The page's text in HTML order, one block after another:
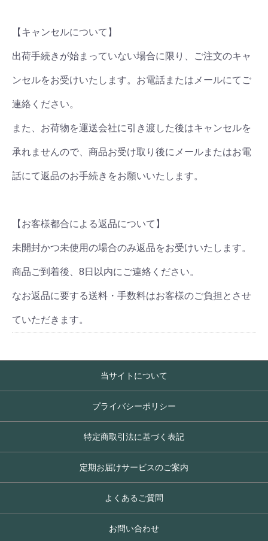
【キャンセルについて】
出荷手続きが始まっていない場合に限り、ご注文のキャ
ンセルをお受けいたします。お電話またはメールにてご
連絡ください。
また、お荷物を運送会社に引き渡した後はキャンセルを
承れませんので、商品お受け取り後にメールまたはお電
話にて返品のお手続きをお願いいたします。
【お客様都合による返品について】
未開封かつ未使用の場合のみ返品をお受けいたします。
商品ご到着後、8日以内にご連絡ください。
なお返品に要する送料・手数料はお客様のご負担とさせ
ていただきます。
当サイトについて
プライバシーポリシー
特定商取引法に基づく表記
定期お届けサービスのご案内
よくあるご質問
お問い合わせ